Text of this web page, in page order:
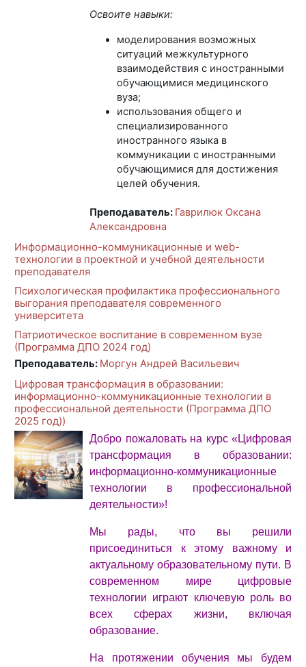
Освоите навыки:
моделирования возможных
ситуаций межкультурного
взаимодействия с иностранными
обучающимися медицинского
вуза;
использования общего и
специализированного
иностранного языка в
коммуникации с иностранными
обучающимися для достижения
целей обучения.
Преподаватель: Гаврилюк Оксана
Александровна
Информационно-коммуникационные и web-
технологии в проектной и учебной деятельности
преподавателя
Психологическая профилактика профессионального
выгорания преподавателя современного
университета
Патриотическое воспитание в современном вузе
(Программа ДПО 2024 год)
Преподаватель: Моргун Андрей Васильевич
Цифровая трансформация в образовании:
информационно-коммуникационные технологии в
профессиональной деятельности (Программа ДПО
2025 год))
Добро пожаловать на курс «Цифровая
трансформация в образовании:
информационно-коммуникационные
технологии в профессиональной
деятельности»!
Мы рады, что вы решили
присоединиться к этому важному и
актуальному образовательному пути. В
современном мире цифровые
технологии играют ключевую роль во
всех сферах жизни, включая
образование.
На протяжении обучения мы будем